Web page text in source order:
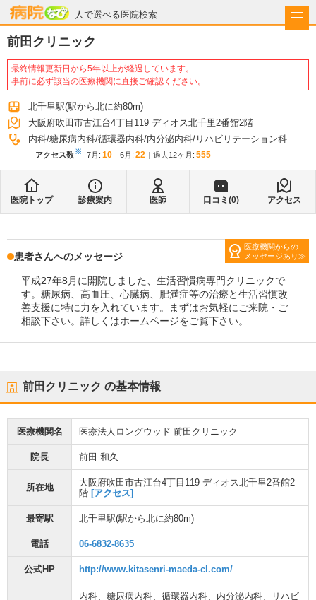
人で選べる医院検索
病院なび
前田クリニック
最終情報更新日から5年以上が経過しています。
事前に必ず該当の医療機関に直接ご確認ください。
北千里駅(駅から北に約80m)
大阪府吹田市古江台4丁目119 ディオス北千里2番館2階
内科 糖尿病内科 循環器内科 内分泌内科 リハビリテーション科
アクセス数※ 7月 : 10 6月 : 22 過去12ヶ月: 555
医院トップ 診療案内 医師 口コミ(0) アクセス
医療機関からの
メッセージあり
患者さんへのメッセージ
平成27年8月に開院しました、生活習慣病専門クリニックで
す。糖尿病、高血圧、心臓病、肥満症等の治療と生活習慣改
善支援に特に力を入れています。まずはお気軽にご来院・ご
相談下さい。詳しくはホームページをご覧下さい。
前田クリニック の基本情報
医療機関名 医療法人ロングウッド 前田クリニック
院長 前田 和久
所在地
大阪府吹田市古江台4丁目119 ディオス北千里2番館2
階 [アクセス]
最寄駅 北千里駅(駅から北に約80m)
電話 06-6832-8635
公式HP http://www.kitasenri-maeda-cl.com/
内科、 糖尿病内科、 循環器内科、 内分泌内科、
リハビ